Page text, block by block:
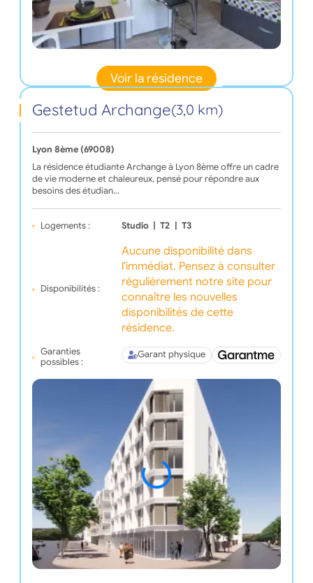
Voir la résidence
Gestetud Archange(3,0 km)
Lyon 8ème (69008)
La résidence étudiante Archange à Lyon 8ème offre un cadre
de vie moderne et chaleureux, pensé pour répondre aux
besoins des étudian…
Logements : Studio | T2 | T3
Disponibilités :
Aucune disponibilité dans
l'immédiat. Pensez à consulter
régulièrement notre site pour
connaître les nouvelles
disponibilités de cette
résidence.
Garanties
possibles :
Garant physique